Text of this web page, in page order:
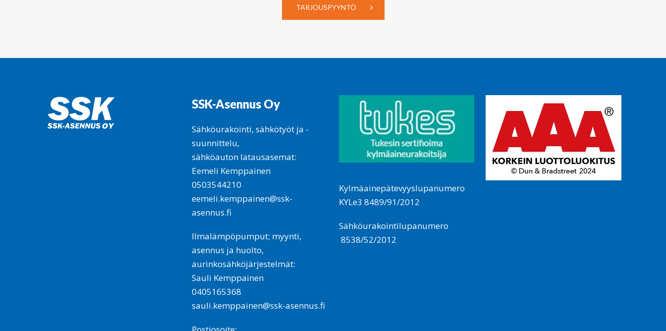
TARJOUSPYYNTÖ
SSK-Asennus Oy
Sähköurakointi, sähkötyöt ja -
suunnittelu,
sähköauton latausasemat:
Eemeli Kemppainen
0503544210
eemeli.kemppainen@ssk-
asennus.fi
Ilmalämpöpumput; myynti,
asennus ja huolto,
aurinkosähköjärjestelmät:
Sauli Kemppainen
0405165368
sauli.kemppainen@ssk-asennus.fi
Kylmäainepätevyyslupanumero
KYLe3 8489/91/2012
Sähköurakointilupanumero
8538/52/2012